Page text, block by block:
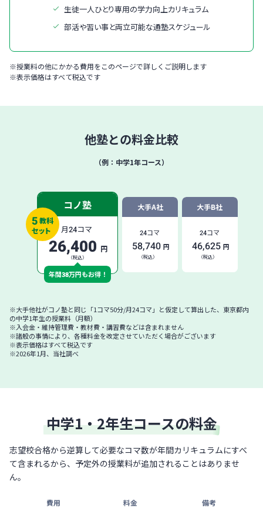
生徒一人ひとり専用の学力向上カリキュラム
部活や習い事と両立可能な通塾スケジュール
※授業料の他にかかる費用をこのページで詳しくご説明します
※表示価格はすべて税込です
他塾との料金比較
（例：中学1年コース）
大手B社
24コマ
46,625 円
（税込）
大手A社
24コマ
58,740 円
（税込）
コノ塾
月24コマ
26,400 円
（税込）
年間38万円もお得！
セット
教科
5
※大手他社がコノ塾と同じ「1コマ50分/月24コマ」と仮定して算出した、東京都内
の中学1年生の授業料（月額）
※入会金・維持管理費・教材費・講習費などは含まれません
※諸般の事情により、各種料金を改定させていただく場合がございます
※表示価格はすべて税込です
※2026年1月、当社調べ
中学1・2年生コースの料金
志望校合格から逆算して必要なコマ数が年間カリキュラムにすべ
て含まれるから、予定外の授業料が追加されることはありませ
ん。
費用 料金 備考